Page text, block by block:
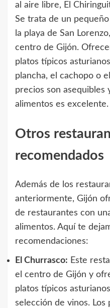
al aire libre, El
Se trata de un
la playa de San
centro de Gijón.
platos típicos
plancha, el cachopo o
precios son asequibles
alimentos es excelente.
Otros
recomendados
Además de los
anteriormente, Gijón
de restaurantes con
alimentos. Aquí te
recomendaciones:
El Churrasco: Este
el centro de Gijón y
platos típicos
selección de vinos. Los